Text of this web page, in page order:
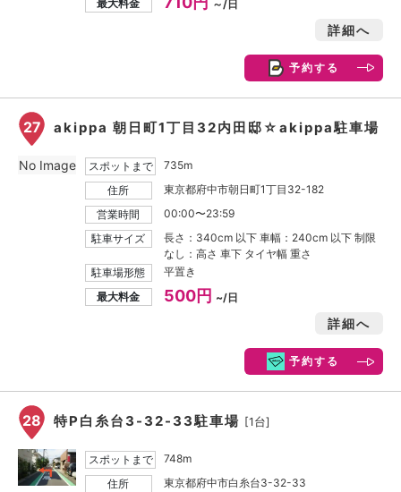
最大料金 ～/日
詳細へ
予約する
27 akippa 朝日町1丁目32内田邸☆akippa駐車場
スポットまで
735m
住所
東京都府中市朝日町1丁目32-182
営業時間
00:00〜23:59
駐車サイズ
長さ：340cm 以下 車幅：240cm 以下 制限
なし：高さ 車下 タイヤ幅 重さ
駐車場形態
平置き
最大料金
500円 ~/日
詳細へ
予約する
No Image
28 特P白糸台3-32-33駐車場 [1台]
スポットまで
748m
住所
東京都府中市白糸台3-32-33